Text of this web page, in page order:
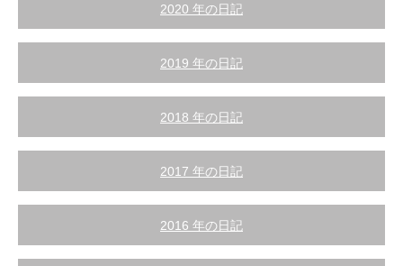
2020 年の日記
2019 年の日記
2018 年の日記
2017 年の日記
2016 年の日記